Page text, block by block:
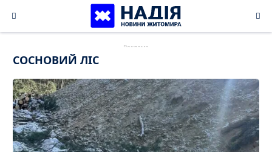
content
СОСНОВИЙ ЛІС